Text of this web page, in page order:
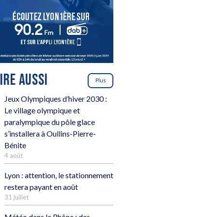
AUSSI Plus
Jeux Olympiques d’hiver 2030 :
Le village olympique et
paralympique du pôle glace
s’installera à Oullins-Pierre-
Bénite
4 août
Lyon : attention, le stationnement
restera payant en août
31 juillet